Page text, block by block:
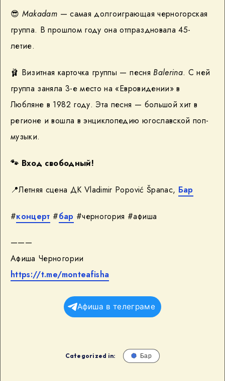
😎 Makadam — самая долгоиграющая черногорская
группа. В прошлом году она отпраздновала 45-
летие.
🩰 Визитная карточка группы — песняBalerina. С ней
группа заняла 3-е место на «Евровидении» в
Любляне в 1982 году. Эта песня — большой хит в
регионе и вошла в энциклопедию югославской поп-
музыки.
🐾 Вход свободный!
📍Летняя сцена ДК Vladimir Popović Španac, Бар
#концерт #бар #черногория #афиша
———
Афиша Черногории
https://t.me/monteafisha
Афиша в телеграме
Categorized in: Бар